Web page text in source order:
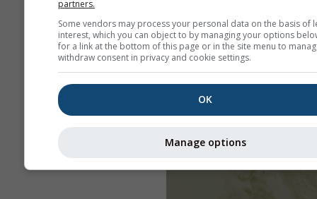
partners.
Some vendors may process your personal data on the basis of
interest, which you can object to by managing your options
for a link at the bottom of this page or in the site menu to
withdraw consent in privacy and cookie settings.
OK
Manage options